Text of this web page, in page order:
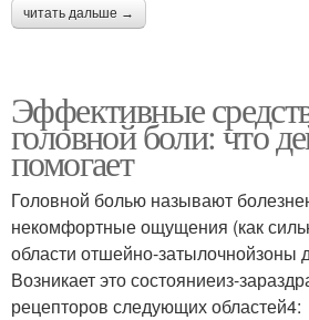
читать дальше →
Эффективные
головной боли: что
помогает
Головной болью называют
некомфортные ощущения (как
области отшейно-затылочнойзоны
Возникает это состояниеиз-
рецепторов следующих областей4: